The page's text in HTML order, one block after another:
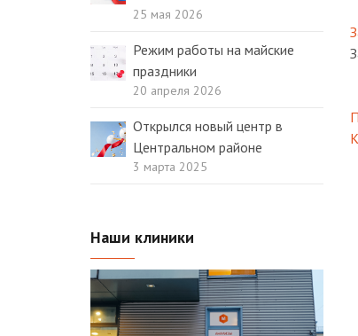
25 мая 2026
Режим работы на майские
праздники
20 апреля 2026
Открылся новый центр в
Центральном районе
3 марта 2025
Наши клиники